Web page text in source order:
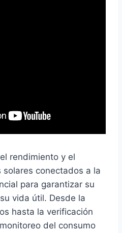
rendimiento y el
conectados a la
para garantizar su
vida útil. Desde la
hasta la verificación
del consumo